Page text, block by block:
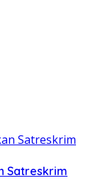
Satreskrim